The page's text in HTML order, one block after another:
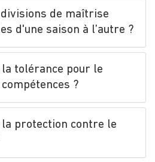
de maîtrise
d'une saison à l’autre ?
la tolérance pour le
?
la protection contre le